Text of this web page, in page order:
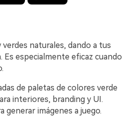
naturales, dando a tus
Es especialmente eficaz cuando
de paletas de colores verde
interiores, branding y UI.
generar imágenes a juego.